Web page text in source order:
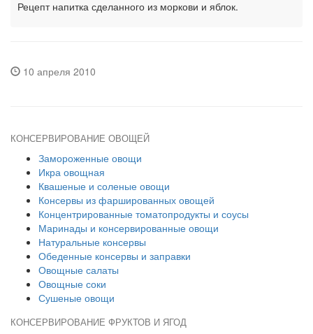
Рецепт напитка сделанного из моркови и яблок.
10 апреля 2010
КОНСЕРВИРОВАНИЕ ОВОЩЕЙ
Замороженные овощи
Икра овощная
Квашеные и соленые овощи
Консервы из фаршированных овощей
Концентрированные томатопродукты и соусы
Маринады и консервированные овощи
Натуральные консервы
Обеденные консервы и заправки
Овощные салаты
Овощные соки
Сушеные овощи
КОНСЕРВИРОВАНИЕ ФРУКТОВ И ЯГОД